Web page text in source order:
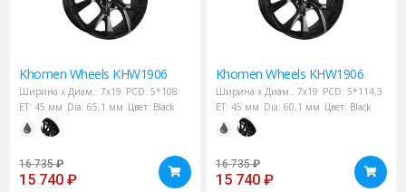
Khomen Wheels KHW1906
Ширина х Диам.: 7x19 PCD: 5*108
ET: 45 мм Dia: 65,1 мм Цвет: Black
16 735 ₽
15 740 ₽
Khomen Wheels KHW1906
Ширина х Диам.: 7x19 PCD: 5*114,3
ET: 45 мм Dia: 60,1 мм Цвет: Black
16 735 ₽
15 740 ₽